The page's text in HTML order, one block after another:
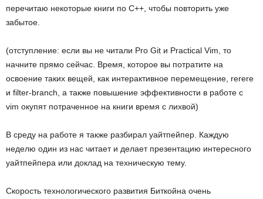
перечитаю некоторые книги по C++, чтобы повторить уже
забытое.
(отступление: если вы не читали Pro Git и Practical Vim, то
начните прямо сейчас. Время, которое вы потратите на
освоение таких вещей, как интерактивное перемещение, rerere
и filter-branch, а также повышение эффективности в работе с
vim окупят потраченное на книги время с лихвой)
В среду на работе я также разбирал уайтпейпер. Каждую
неделю один из нас читает и делает презентацию интересного
уайтпейпера или доклад на техническую тему.
Скорость технологического развития Биткойна очень